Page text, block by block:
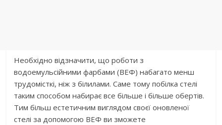
Необхідно відзначити, що роботи з
водоемульсійними фарбами (ВЕФ) набагато менш
трудомісткі, ніж з білилами. Саме тому побілка стелі
таким способом набирає все більше і більше обертів.
Тим більш естетичним виглядом своєї оновленої
стелі за допомогою ВЕФ ви зможете